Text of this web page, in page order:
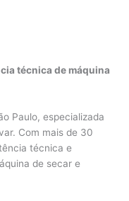
técnica de máquina
Paulo, especializada
Com mais de 30
técnica e
de secar e